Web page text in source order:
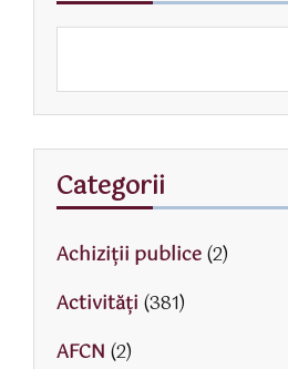
Categorii
Achiziții publice(2)
Activităţi (381)
AFCN (2)